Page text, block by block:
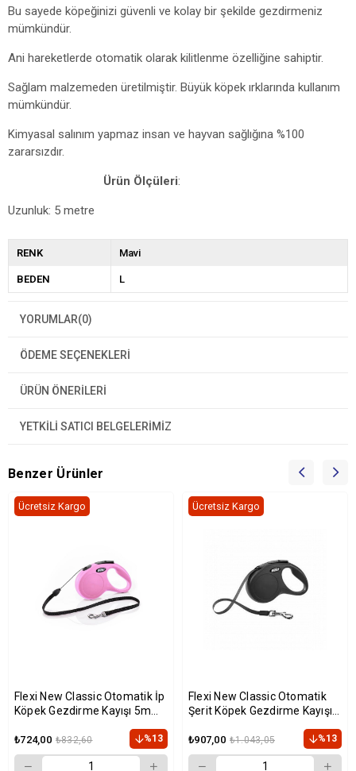
Bu sayede köpeğinizi güvenli ve kolay bir şekilde gezdirmeniz
mümkündür.
Ani hareketlerde otomatik olarak kilitlenme özelliğine sahiptir.
Sağlam malzemeden üretilmiştir. Büyük köpek ırklarında kullanım
mümkündür.
Kimyasal salınım yapmaz insan ve hayvan sağlığına %100
zararsızdır.
Ürün Ölçüleri:
Uzunluk: 5 metre
RENK Mavi
BEDEN L
YORUMLAR(0)
ÖDEME SEÇENEKLERI
ÜRÜN ÖNERILERI
YETKİLİ SATICI BELGELERİMİZ
Benzer Ürünler
Flexi New Classic Otomatik İp
Köpek Gezdirme Kayışı 5m
₺724,00 ₺832,60 %13
Ücretsiz Kargo
Flexi New Classic Otomatik
Şerit Köpek Gezdirme Kayışı
₺907,00 ₺1.043,05 %13
Ücretsiz Kargo